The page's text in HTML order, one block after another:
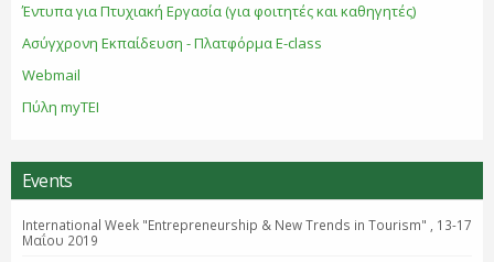
Έντυπα για Πτυχιακή Εργασία (για φοιτητές και καθηγητές)
Ασύγχρονη Εκπαίδευση - Πλατφόρμα E-class
Webmail
Πύλη myTEI
Events
International Week "Entrepreneurship & New Trends in Tourism" , 13-17
Μαΐου 2019